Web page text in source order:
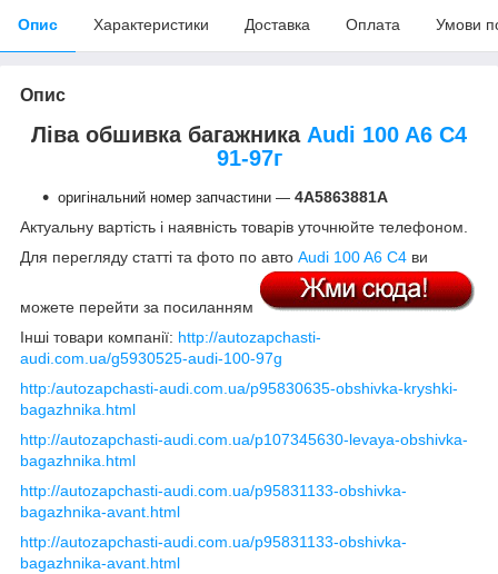
Опис Характеристики Доставка Оплата Умови
Опис
Ліва обшивка багажника Audi 100 A6 C4
91-97г
оригінальний номер запчастини — 4A5863881A
Актуальну вартість і наявність товарів уточнюйте телефоном.
Для перегляду статті та фото по авто Audi 100 A6 C4 ви
можете перейти за посиланням
Інші товари компанії: http://autozapchasti-
audi.com.ua/g5930525-audi-100-97g
http:/autozapchasti-audi.com.ua/p95830635-obshivka-kryshki-
bagazhnika.html
http://autozapchasti-audi.com.ua/p107345630-levaya-obshivka-
bagazhnika.html
http://autozapchasti-audi.com.ua/p95831133-obshivka-
bagazhnika-avant.html
http://autozapchasti-audi.com.ua/p95831133-obshivka-
bagazhnika-avant.html